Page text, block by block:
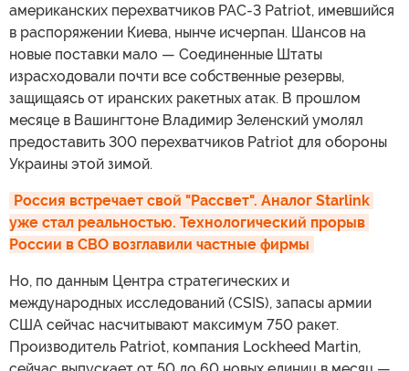
американских перехватчиков PAC-3 Patriot, имевшийся
в распоряжении Киева, нынче исчерпан. Шансов на
новые поставки мало — Соединенные Штаты
израсходовали почти все собственные резервы,
защищаясь от иранских ракетных атак. В прошлом
месяце в Вашингтоне Владимир Зеленский умолял
предоставить 300 перехватчиков Patriot для обороны
Украины этой зимой.
Россия встречает свой "Рассвет". Аналог Starlink
уже стал реальностью. Технологический прорыв
России в СВО возглавили частные фирмы
Но, по данным Центра стратегических и
международных исследований (CSIS), запасы армии
США сейчас насчитывают максимум 750 ракет.
Производитель Patriot, компания Lockheed Martin,